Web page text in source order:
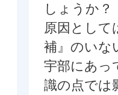
しょうか？
原因として
補』のいな
宇部にあっ
識の点では